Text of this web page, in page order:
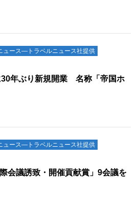
ュース―トラベルニュース社提供
30年ぶり新規開業 名称「帝国ホ
ュース―トラベルニュース社提供
会議誘致・開催貢献賞」9会議を